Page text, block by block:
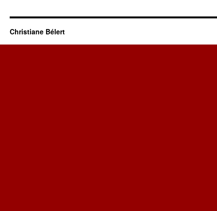
Christiane Bélert